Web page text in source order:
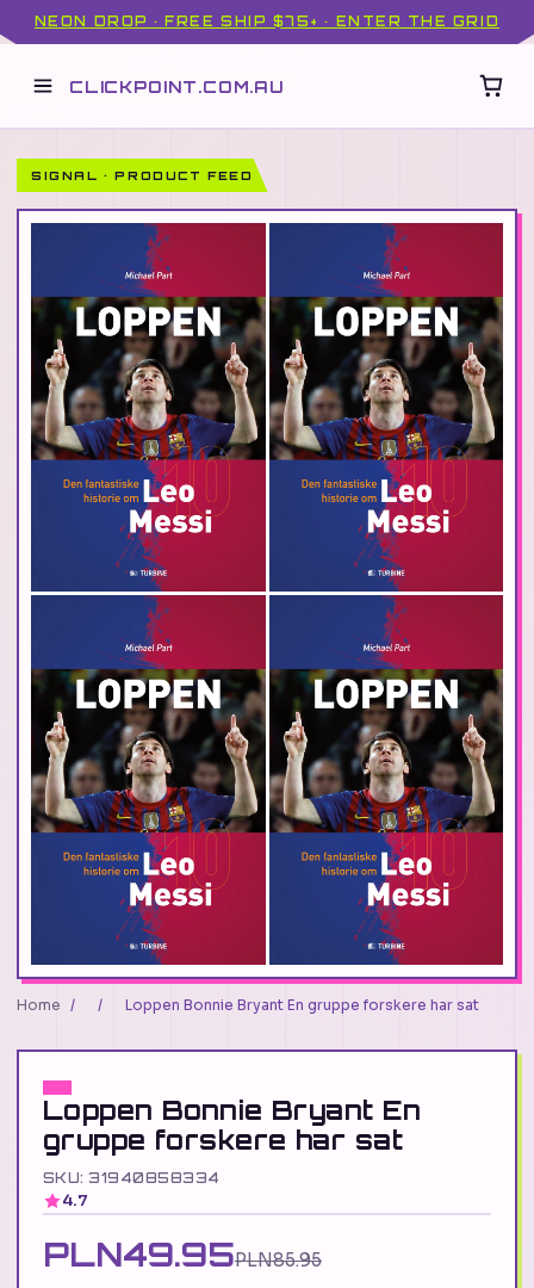
NEON DROP · FREE SHIP $75+ · ENTER THE GRID
CLICKPOINT.COM.AU
SIGNAL · PRODUCT FEED
Home / / Loppen Bonnie Bryant En gruppe forskere har sat
Loppen Bonnie Bryant En
gruppe forskere har sat
SKU: 31940858334
4.7
PLN49.95PLN85.95